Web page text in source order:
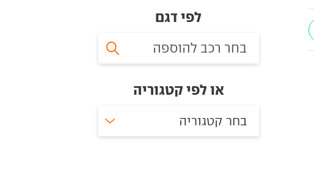
לפי דגם
או לפי קטגוריה
בחר קטגוריה